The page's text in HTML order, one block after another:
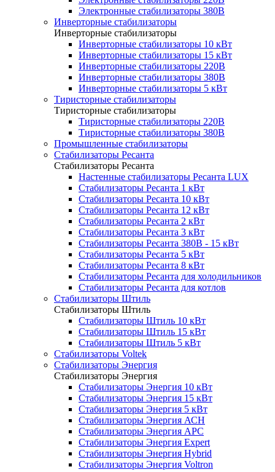
Электронные стабилизаторы 380В
Инверторные стабилизаторы
Инверторные стабилизаторы
Инверторные стабилизаторы 10 кВт
Инверторные стабилизаторы 15 кВт
Инверторные стабилизаторы 220В
Инверторные стабилизаторы 380В
Инверторные стабилизаторы 5 кВт
Тиристорные стабилизаторы
Тиристорные стабилизаторы
Тиристорные стабилизаторы 220В
Тиристорные стабилизаторы 380В
Промышленные стабилизаторы
Стабилизаторы Ресанта
Стабилизаторы Ресанта
Настенные стабилизаторы Ресанта LUX
Стабилизаторы Ресанта 1 кВт
Стабилизаторы Ресанта 10 кВт
Стабилизаторы Ресанта 12 кВт
Стабилизаторы Ресанта 2 кВт
Стабилизаторы Ресанта 3 кВт
Стабилизаторы Ресанта 380В - 15 кВт
Стабилизаторы Ресанта 5 кВт
Стабилизаторы Ресанта 8 кВт
Стабилизаторы Ресанта для холодильников
Стабилизаторы Ресанта для котлов
Стабилизаторы Штиль
Стабилизаторы Штиль
Стабилизаторы Штиль 10 кВт
Стабилизаторы Штиль 15 кВт
Стабилизаторы Штиль 5 кВт
Стабилизаторы Voltek
Стабилизаторы Энергия
Стабилизаторы Энергия
Стабилизаторы Энергия 10 кВт
Стабилизаторы Энергия 15 кВт
Стабилизаторы Энергия 5 кВт
Стабилизаторы Энергия АСН
Стабилизаторы Энергия АРС
Стабилизаторы Энергия Expert
Стабилизаторы Энергия Hybrid
Стабилизаторы Энергия Voltron